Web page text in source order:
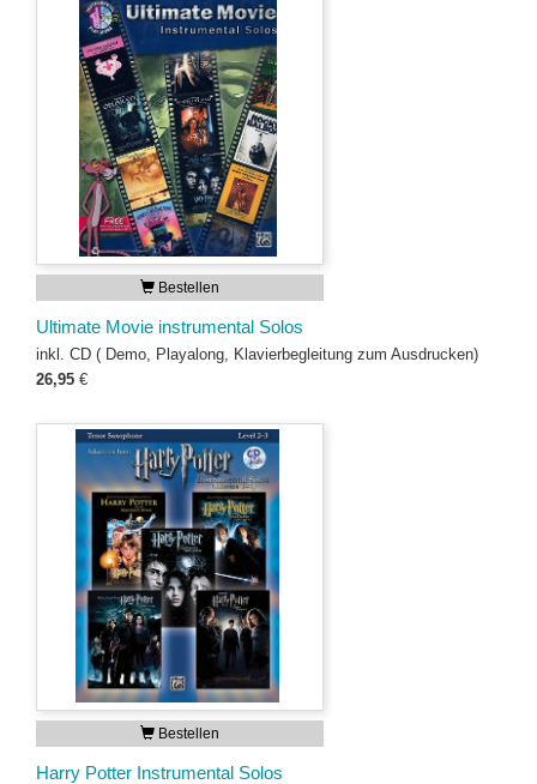
Bestellen
Ultimate Movie instrumental Solos
inkl. CD ( Demo, Playalong, Klavierbegleitung zum Ausdrucken)
26,95 €
Bestellen
Harry Potter Instrumental Solos